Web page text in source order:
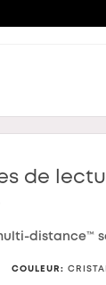
de
distance™
COULEUR :